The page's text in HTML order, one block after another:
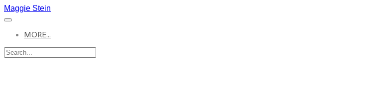
Maggie Stein
MORE...